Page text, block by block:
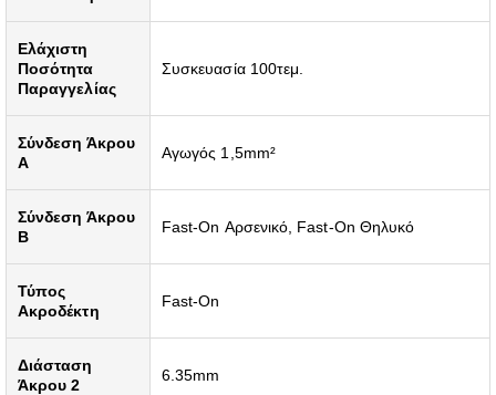
Ελάχιστη
Ποσότητα
Παραγγελίας
Συσκευασία 100τεμ.
Σύνδεση Άκρου
A
Αγωγός 1,5mm²
Σύνδεση Άκρου
B
Fast-On Αρσενικό, Fast-On Θηλυκό
Τύπος
Ακροδέκτη
Fast-On
Διάσταση
Άκρου 2
6.35mm